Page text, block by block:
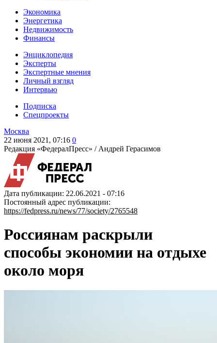
Экономика
Энергетика
Недвижимость
Финансы
Энциклопедия
Эксперты
Экспертные мнения
Личный взгляд
Интервью
Подписка
Спецпроекты
Москва
22 июня 2021, 07:16 0
Редакция «ФедералПресс» / Андрей Герасимов
Дата публикации: 22.06.2021 - 07:16
Постоянный адрес публикации:
https://fedpress.ru/news/77/society/2765548
Россиянам раскрыли
способы экономии на отдыхе
около моря